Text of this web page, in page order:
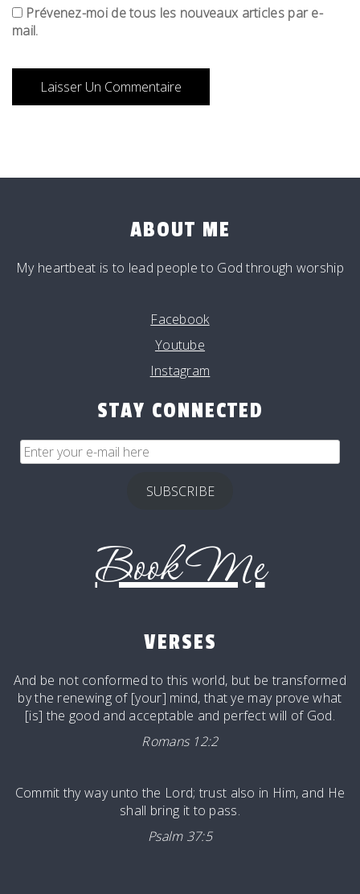
Prévenez-moi de tous les nouveaux articles par e-
mail.
ABOUT ME
My heartbeat is to lead people to God through worship
Facebook
Youtube
Instagram
STAY CONNECTED
Enter
your
SUBSCRIBE
Book Me
VERSES
And be not conformed to this world, but be transformed
by the renewing of [your] mind, that ye may prove what
[is] the good and acceptable and perfect will of God.
Romans 12:2
Commit thy way unto the Lord; trust also in Him, and He
shall bring it to pass.
Psalm 37:5